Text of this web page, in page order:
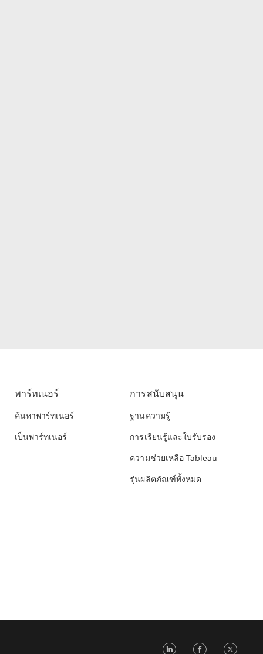
พาร์ทเนอร์
ค้นหาพาร์ทเนอร์
เป็นพาร์ทเนอร์
การสนับสนุน
ฐานความรู้
การเรียนรู้และใบรับรอง
ความช่วยเหลือ Tableau
รุ่นผลิตภัณฑ์ทั้งหมด
LinkedIn